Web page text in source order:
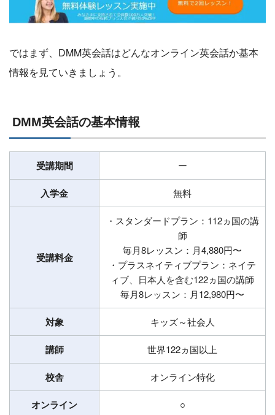
ではまず、DMM英会話はどんなオンライン英会話か基本
情報を見ていきましょう。
DMM英会話の基本情報
受講期間 ー
入学金 無料
受講料金
・スタンダードプラン：112ヵ国の講
師
毎月8レッスン：月4,880円〜
・プラスネイティブプラン：ネイテ
ィブ、日本人を含む122ヵ国の講師
毎月8レッスン：月12,980円〜
対象 キッズ～社会人
講師 世界122ヵ国以上
校舎 オンライン特化
オンライン ○